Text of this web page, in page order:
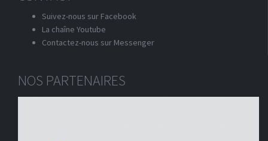
Suivez-nous sur Facebook
La chaîne Youtube
Contactez-nous sur Messenger
NOS PARTENAIRES